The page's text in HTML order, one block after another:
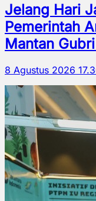
Jelang Hari
Pemerintah
Mantan
8 Agustus 2026